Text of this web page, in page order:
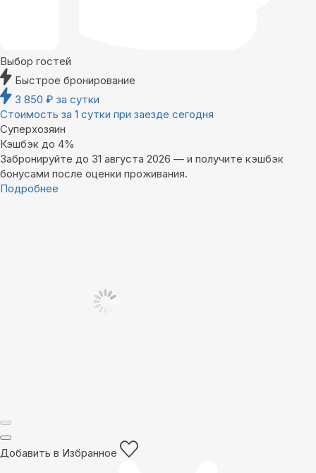
Выбор гостей
Быстрое бронирование
3 850 ₽ за сутки
Стоимость за 1 сутки при заезде сегодня
Суперхозяин
Кэшбэк до 4%
Забронируйте до 31 августа 2026 — и получите кэшбэк
бонусами после оценки проживания.
Подробнее
Добавить в Избранное